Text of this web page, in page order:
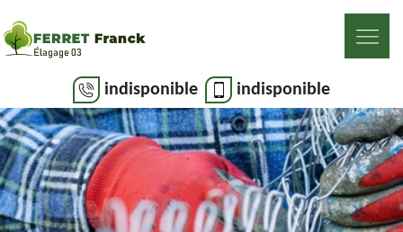
indisponible indisponible